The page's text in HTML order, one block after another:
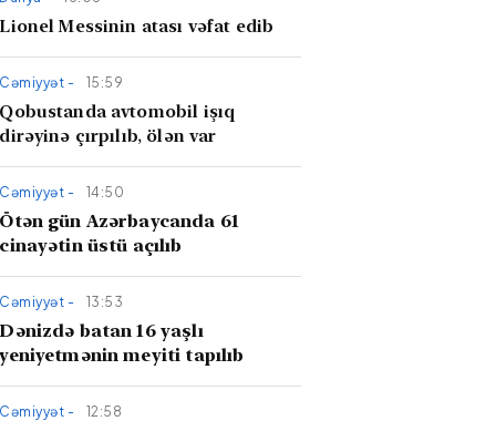
Lionel Messinin atası vəfat edib
Cəmiyyət - 15:59
Qobustanda avtomobil işıq
dirəyinə çırpılıb, ölən var
Cəmiyyət - 14:50
Ötən gün Azərbaycanda 61
cinayətin üstü açılıb
Cəmiyyət - 13:53
Dənizdə batan 16 yaşlı
yeniyetmənin meyiti tapılıb
Cəmiyyət - 12:58